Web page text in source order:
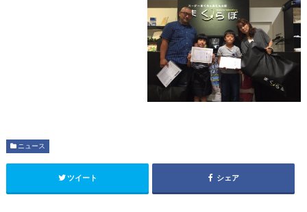
ニュース
ツイート シェア